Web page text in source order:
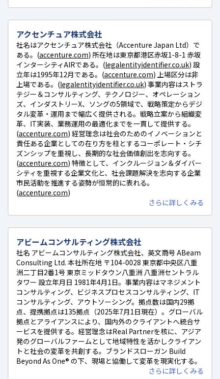
アクセンチュア株式会社
社名はアクセンチュア株式会社（Accenture Japan Ltd）で
ある。(accenture.com) 所在地は東京都港区赤坂1-8-1 赤坂
インターシティAIRである。(legalentityidentifier.co.uk) 設
立年は1995年12月である。(accenture.com) 上場区分は非
上場である。(legalentityidentifier.co.uk) 事業内容はストラ
テジー＆コンサルティング、テクノロジー、オペレーション
ズ、インダストリーX、ソングの5領域で、戦略策定からデジ
タル変革・運用まで幅広く提供される。戦略立案から組織変
革、IT実装、業務運用の最適化までを一貫して提供する。
(accenture.com) 経営理念は社会のためのイノベーションと
責任ある企業としての在り方を柱とするコーポレート・シチ
ズンシップを重視し、長期的な社会価値創出を志向する。
(accenture.com) 特徴として、インクルージョン＆ダイバー
シティを重視する企業文化と、社会課題解決を志向する企業
市民活動を推進する姿勢が恒常的に表れる。
(accenture.com)
さらに詳しくみる
アビームコンサルティング株式会社
社名 アビームコンサルティング株式会社、英文商号 ABeam
Consulting Ltd. 本社所在地 〒104-0028 東京都中央区八重
洲二丁目2番1号 東京ミッドタウン八重洲 八重洲セントラル
タワー 設立年月日 1981年4月1日。事業内容はマネジメント
コンサルティング、ビジネスプロセスコンサルティング、IT
コンサルティング、アウトソーシング。拠点数は国内29拠
点、提携拠点は135拠点（2025年7月1日現在）。グローバル
拠点とアライアンスにより、国内外のクライアントへ統合サ
ービスを提供する。経営理念はReal Partnerを核に、アジア
発のグローバルファームとして地域特性を活かしクライアン
トと社会の変革を共創する。ブランドスローガン Build
Beyond As One® の下、現場と協働して変革を現実化する。
さらに詳しくみる